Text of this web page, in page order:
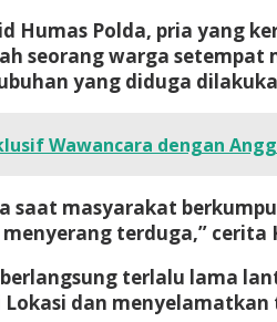
Humas Polda, pria yang
seorang warga
yang diduga
Wawancara dengan
saat masyarakat
terduga,” cerita
terlalu lama
dan